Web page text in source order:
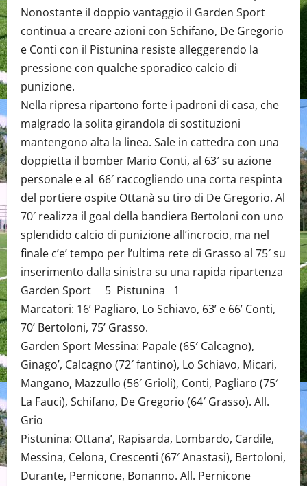
Nonostante il doppio vantaggio il Garden Sport
continua a creare azioni con Schifano, De Gregorio
e Conti con il Pistunina resiste alleggerendo la
pressione con qualche sporadico calcio di
punizione.
Nella ripresa ripartono forte i padroni di casa, che
malgrado la solita girandola di sostituzioni
mantengono alta la linea. Sale in cattedra con una
doppietta il bomber Mario Conti, al 63′ su azione
personale e al 66′ raccogliendo una corta respinta
del portiere ospite Ottanà su tiro di De Gregorio. Al
70′ realizza il goal della bandiera Bertoloni con uno
splendido calcio di punizione all’incrocio, ma nel
finale c’e’ tempo per l’ultima rete di Grasso al 75′ su
inserimento dalla sinistra su una rapida ripartenza
Garden Sport 5 Pistunina 1
Marcatori: 16’ Pagliaro, Lo Schiavo, 63’ e 66’ Conti,
70’ Bertoloni, 75’ Grasso.
Garden Sport Messina: Papale (65′ Calcagno),
Ginago’, Calcagno (72′ fantino), Lo Schiavo, Micari,
Mangano, Mazzullo (56′ Grioli), Conti, Pagliaro (75′
La Fauci), Schifano, De Gregorio (64′ Grasso). All.
Grio
Pistunina: Ottana’, Rapisarda, Lombardo, Cardile,
Messina, Celona, Crescenti (67′ Anastasi), Bertoloni,
Durante, Pernicone, Bonanno. All. Pernicone